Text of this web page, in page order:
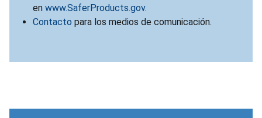
en www.SaferProducts.gov.
Contacto para los medios de comunicación.